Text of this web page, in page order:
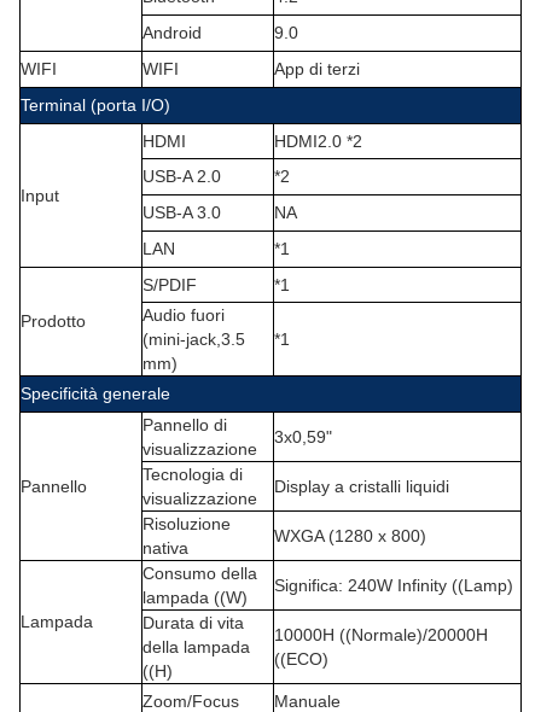
Android
9.0
WIFI
WIFI
App di terzi
Terminal (porta I/O)
Input
HDMI
HDMI2.0 *2
USB-A 2.0
*2
USB-A 3.0
NA
LAN
*1
Prodotto
S/PDIF
*1
Audio fuori
(mini-jack,3.5
mm)
*1
Specificità generale
Pannello
Pannello di
visualizzazione
3x0,59"
Tecnologia di
visualizzazione
Display a cristalli liquidi
Risoluzione
nativa
WXGA (1280 x 800)
Lampada
Consumo della
lampada ((W)
Significa: 240W Infinity ((Lamp)
Durata di vita
della lampada
((H)
10000H ((Normale)/20000H
((ECO)
Zoom/Focus
Manuale